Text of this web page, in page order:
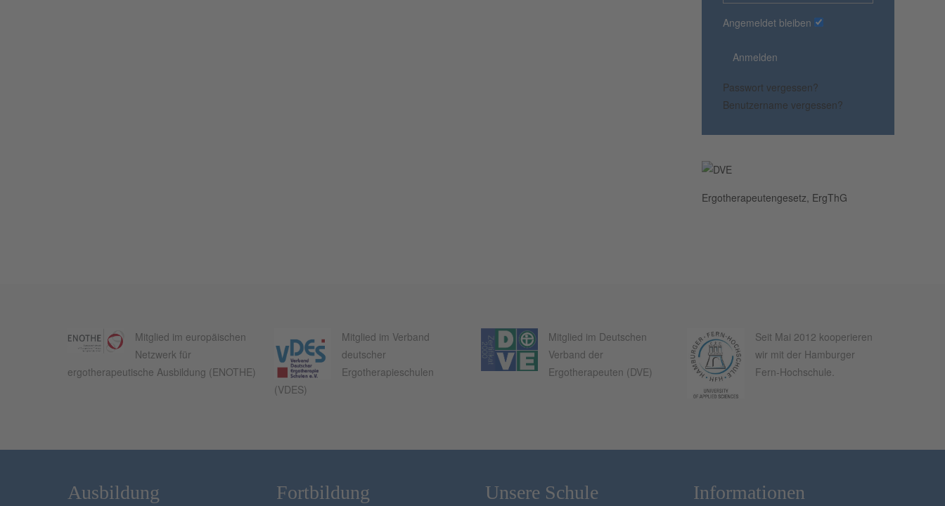
Angemeldet bleiben
Anmelden
Passwort vergessen?
Benutzername vergessen?
Ergotherapeutengesetz, ErgThG
Mitglied im europäischen
Netzwerk für
ergotherapeutische Ausbildung (ENOTHE)
Mitglied im Verband
deutscher
Ergotherapieschulen
(VDES)
Mitglied im Deutschen
Verband der
Ergotherapeuten (DVE)
Seit Mai 2012 kooperieren
wir mit der Hamburger
Fern-Hochschule.
Ausbildung Fortbildung Unsere Schule Informationen